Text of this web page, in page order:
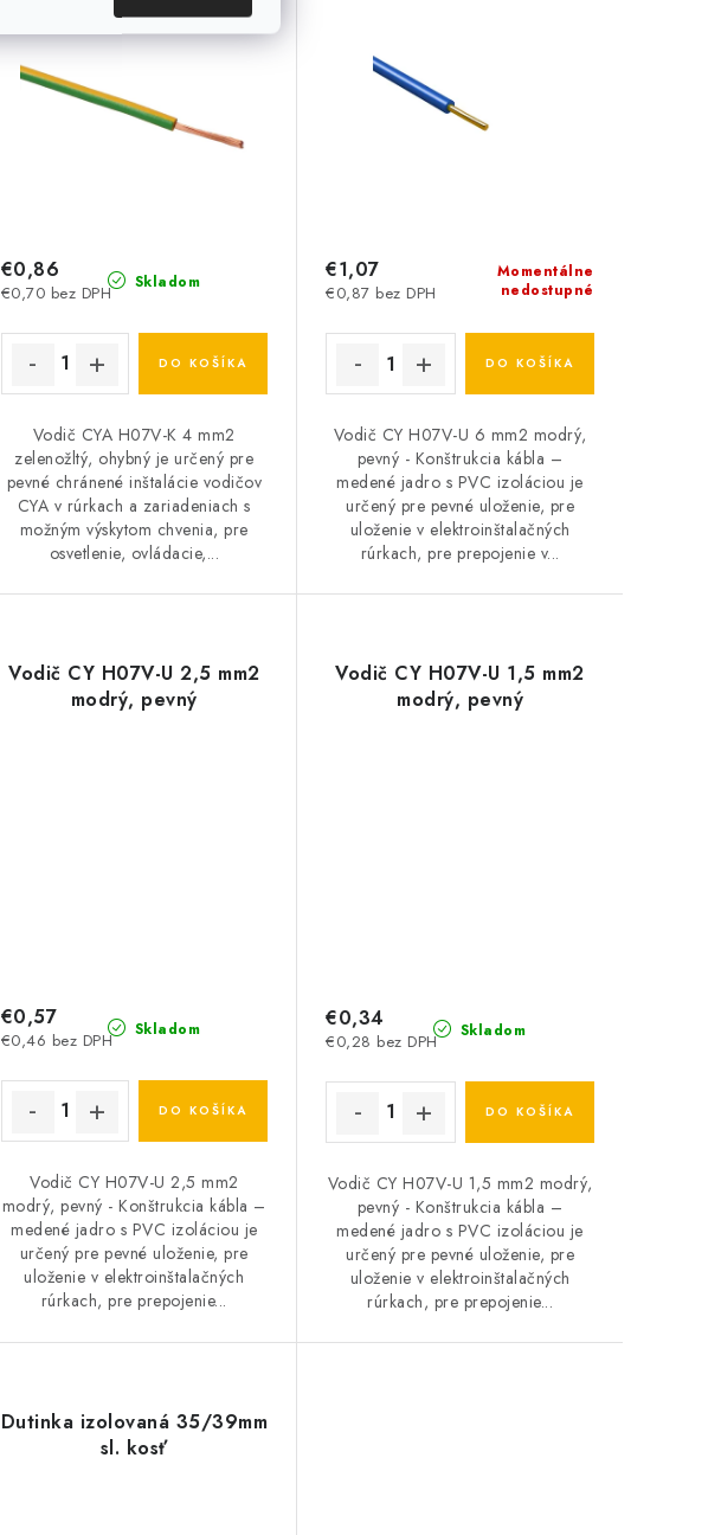
Skladom
€0,70 bez DPH
€0,86
DO KOŠÍKA
Vodič CYA H07V-K 4 mm2
zelenožltý, ohybný je určený pre
pevné chránené inštalácie vodičov
CYA v rúrkach a zariadeniach s
možným výskytom chvenia, pre
osvetlenie, ovládacie,...
Momentálne
nedostupné
€0,87 bez DPH
€1,07
DO KOŠÍKA
Vodič CY H07V-U 6 mm2 modrý,
pevný - Konštrukcia kábla –
medené jadro s PVC izoláciou je
určený pre pevné uloženie, pre
uloženie v elektroinštalačných
rúrkach, pre prepojenie v...
Vodič CY H07V-U 2,5 mm2
modrý, pevný
Skladom
€0,46 bez DPH
€0,57
DO KOŠÍKA
Vodič CY H07V-U 2,5 mm2
modrý, pevný - Konštrukcia kábla –
medené jadro s PVC izoláciou je
určený pre pevné uloženie, pre
uloženie v elektroinštalačných
rúrkach, pre prepojenie...
Vodič CY H07V-U 1,5 mm2
modrý, pevný
Skladom
€0,28 bez DPH
€0,34
DO KOŠÍKA
Vodič CY H07V-U 1,5 mm2 modrý,
pevný - Konštrukcia kábla –
medené jadro s PVC izoláciou je
určený pre pevné uloženie, pre
uloženie v elektroinštalačných
rúrkach, pre prepojenie...
Dutinka izolovaná 35/39mm
sl. kosť